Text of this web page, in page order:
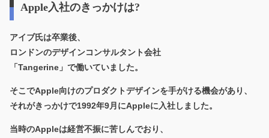
Apple入社のきっかけは?
アイブ氏は卒業後、
ロンドンのデザインコンサルタント会社
「Tangerine」で働いていました。
そこでApple向けのプロダクトデザインを手がける機会があり、
それがきっかけで1992年9月にAppleに入社しました。
当時のAppleは経営不振に苦しんでおり、